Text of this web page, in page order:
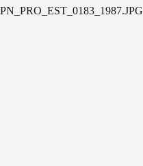
PN_PRO_EST_0183_1987.JPG